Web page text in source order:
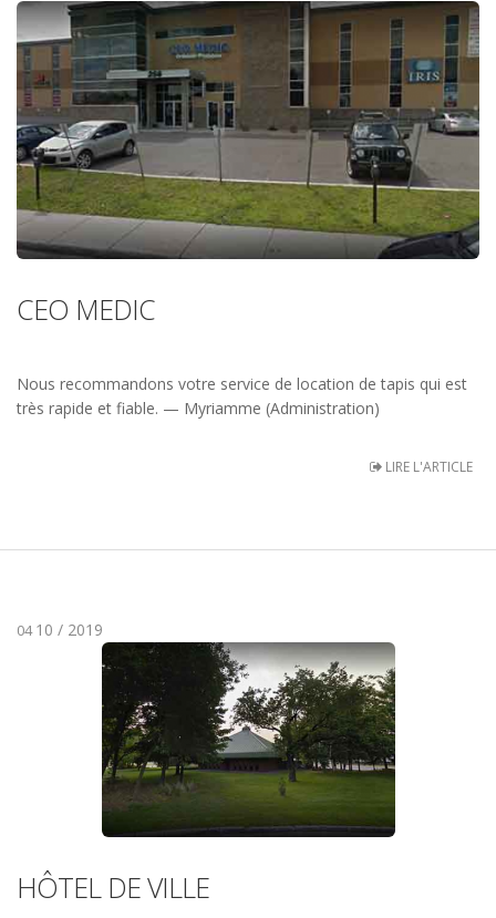
CEO MEDIC
Nous recommandons votre service de location de tapis qui est
très rapide et fiable. — Myriamme (Administration)
LIRE L'ARTICLE
0410 / 2019
HÔTEL DE VILLE